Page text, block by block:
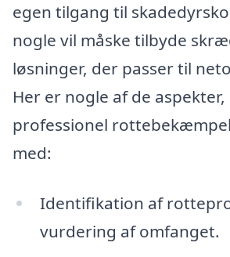
egen tilgang til
nogle vil måske tilbyde
løsninger, der passer til
Her er nogle af de aspekter,
professionel
med:
Identifikation af
vurdering af omfanget.